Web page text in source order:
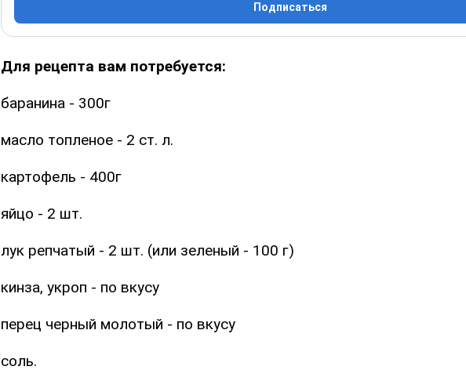
Подписаться
Для рецепта вам потребуется:
баранина - 300г
масло топленое - 2 ст. л.
картофель - 400г
яйцо - 2 шт.
лук репчатый - 2 шт. (или зеленый - 100 г)
кинза, укроп - по вкусу
перец черный молотый - по вкусу
соль.